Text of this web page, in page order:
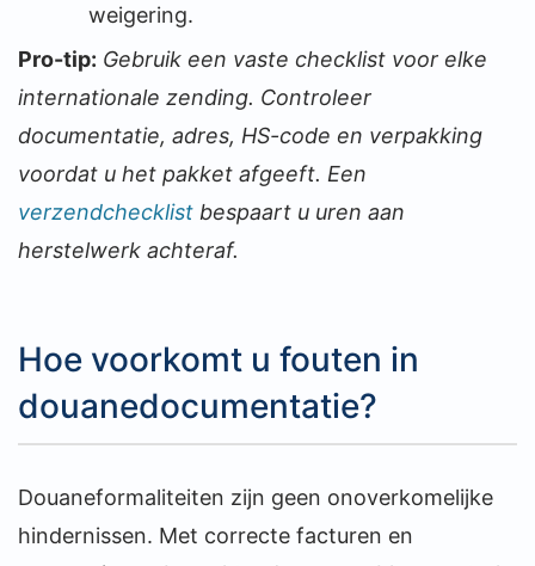
weigering.
Pro-tip: Gebruik een vaste checklist voor elke
internationale zending. Controleer
documentatie, adres, HS-code en verpakking
voordat u het pakket afgeeft. Een
verzendchecklist bespaart u uren aan
herstelwerk achteraf.
Hoe voorkomt u fouten in
douanedocumentatie?
Douaneformaliteiten zijn geen onoverkomelijke
hindernissen. Met correcte facturen en